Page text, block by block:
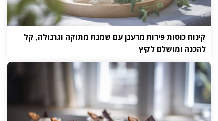
קינוח כוסות פירות מרענן עם שמנת מתוקה וגרנולה, קל
להכנה ומושלם לקיץ